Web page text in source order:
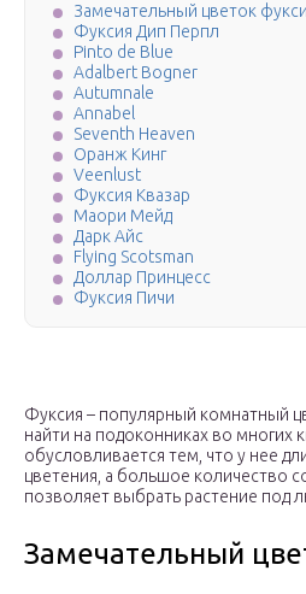
Замечательный цветок
Фуксия Дип Перпл
Pinto de Blue
Adalbert Bogner
Autumnale
Annabel
Seventh Heaven
Оранж Кинг
Veenlust
Фуксия Квазар
Маори Мейд
Дарк Айс
Flying Scotsman
Доллар Принцесс
Фуксия Пичи
Фуксия – популярный комнатный
найти на подоконниках во многих
обусловливается тем, что у нее
цветения, а большое количество
позволяет выбрать растение под
Замечательный